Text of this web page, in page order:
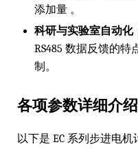
添加量 。
科研与实验室自动化
RS485 数据反馈的
制。
各项参数详细介绍
以下是 EC 系列步进电